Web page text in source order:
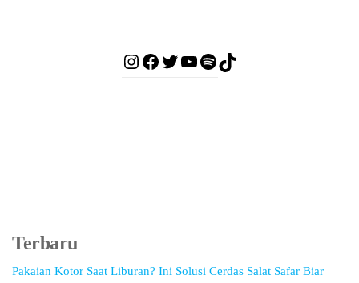
Terbaru
Pakaian Kotor Saat Liburan? Ini Solusi Cerdas Salat Safar Biar